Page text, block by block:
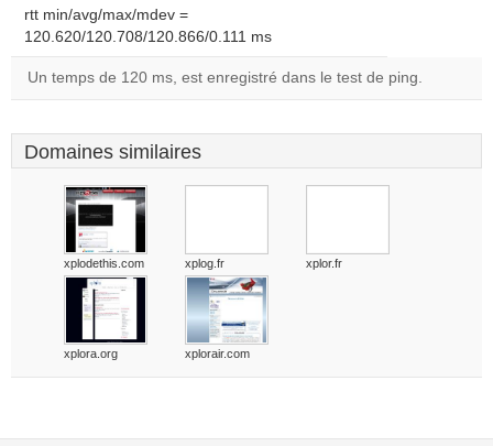
rtt min/avg/max/mdev =
120.620/120.708/120.866/0.111 ms
Un temps de 120 ms, est enregistré dans le test de ping.
Domaines similaires
xplodethis.com xplog.fr xplor.fr
xplora.org xplorair.com